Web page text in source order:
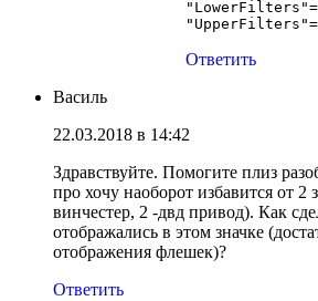
Ответить
Василь
22.03.2018 в 14:42
Здравствуйте. Помогите плиз
про хочу наоборот избавится от 2
винчестер, 2 -двд привод). Как
отображались в этом значке
отображения флешек)?
Ответить